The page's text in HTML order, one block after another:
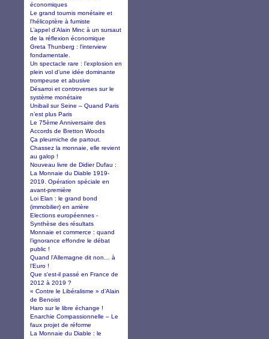
économiques
Le grand tournis monétaire et
l'hélicoptère à fumiste
L’appel d’Alain Minc à un sursaut
de la réflexion économique
Greta Thunberg : l'interview
fondamentale.
Un spectacle rare : l’explosion en
plein vol d’une idée dominante
trompeuse et abusive
Désarroi et controverses sur le
système monétaire
Unibail sur Seine – Quand Paris
n’est plus Paris
Le 75ème Anniversaire des
Accords de Bretton Woods
Ça pleurniche de partout.
Chassez la monnaie, elle revient
au galop !
Nouveau livre de Didier Dufau :
La Monnaie du Diable 1919-
2019. Opération spéciale en
avant-première
Loi Elan : le grand bond
(immobilier) en arrière
Elections européennes -
Synthèse des résultats
Monnaie et commerce : quand
l’ignorance effondre le débat
public !
Quand l’Allemagne dit non… à
l’Euro !
Que s'est-il passé en France de
2012 à 2019 ?
« Contre le Libéralisme » d’Alain
de Benoist
Haro sur le libre échange !
Enarchie Compassionnelle – Le
faux projet de réforme
La Monnaie du Diable : le